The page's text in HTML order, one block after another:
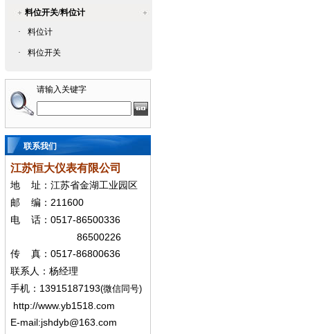
料位开关/料位计
·
料位计
· 料位开关
请输入关键字
联系我们
江苏恒大仪表有限公司
地
址：江苏省金湖工业园区
邮
编： 211600
电 话： 0517-86500336
86500226
传 真： 0517-86800636
联系人：杨经理
手机 ： 13915187193(微信同号)
http://www.yb1518.com
E-mail:jshdyb@163.com